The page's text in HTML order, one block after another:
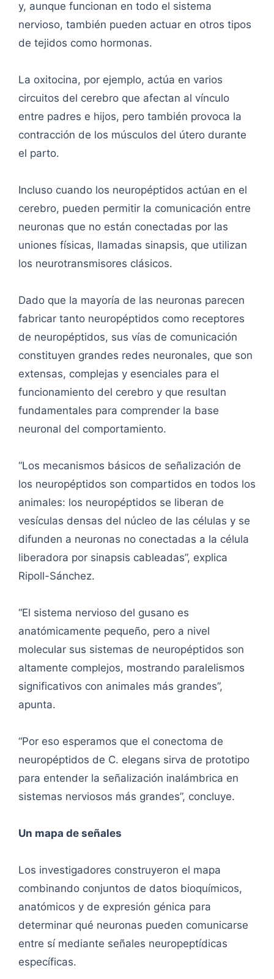
y, aunque funcionan en todo el sistema
nervioso, también pueden actuar en otros tipos
de tejidos como hormonas.
La oxitocina, por ejemplo, actúa en varios
circuitos del cerebro que afectan al vínculo
entre padres e hijos, pero también provoca la
contracción de los músculos del útero durante
el parto.
Incluso cuando los neuropéptidos actúan en el
cerebro, pueden permitir la comunicación entre
neuronas que no están conectadas por las
uniones físicas, llamadas sinapsis, que utilizan
los neurotransmisores clásicos.
Dado que la mayoría de las neuronas parecen
fabricar tanto neuropéptidos como receptores
de neuropéptidos, sus vías de comunicación
constituyen grandes redes neuronales, que son
extensas, complejas y esenciales para el
funcionamiento del cerebro y que resultan
fundamentales para comprender la base
neuronal del comportamiento.
“Los mecanismos básicos de señalización de
los neuropéptidos son compartidos en todos los
animales: los neuropéptidos se liberan de
vesículas densas del núcleo de las células y se
difunden a neuronas no conectadas a la célula
liberadora por sinapsis cableadas”, explica
Ripoll-Sánchez.
“El sistema nervioso del gusano es
anatómicamente pequeño, pero a nivel
molecular sus sistemas de neuropéptidos son
altamente complejos, mostrando paralelismos
significativos con animales más grandes”,
apunta.
“Por eso esperamos que el conectoma de
neuropéptidos de C. elegans sirva de prototipo
para entender la señalización inalámbrica en
sistemas nerviosos más grandes”, concluye.
Un mapa de señales
Los investigadores construyeron el mapa
combinando conjuntos de datos bioquímicos,
anatómicos y de expresión génica para
determinar qué neuronas pueden comunicarse
entre sí mediante señales neuropeptídicas
específicas.